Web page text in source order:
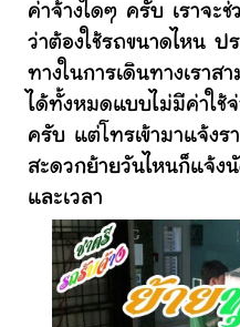
ค่าจ้างใดๆ ครับ เราจะ
ว่าต้องใช้รถขนาดไหน ป
ทางในการเดินทางเรา
ได้ทั้งหมดแบบไม่มีค่าใช้
ครับ แต่โทรเข้ามาแจ้งร
สะดวกย้ายวันไหนก็แจ้ง
และเวลา